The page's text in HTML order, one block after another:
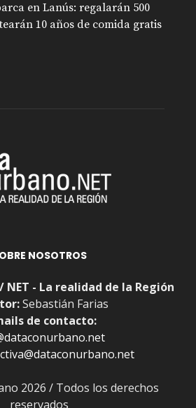
en Lanús: regalarán 500
10 años de comida gratis
NOSOTROS
NET - La realidad de la Región
Sebastián Farias
de contacto:
2026 / Todos los derechos
reservados